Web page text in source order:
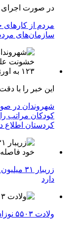
در صورت
مردم از کارهای
سازمان‌های
این خبر را با
شهروندان در
کردستان اطلاع
زریبار
دارد
ولادت ۵۵۰۳ نوزاد در کردستان